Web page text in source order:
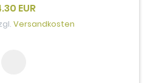
EUR
Versandkosten